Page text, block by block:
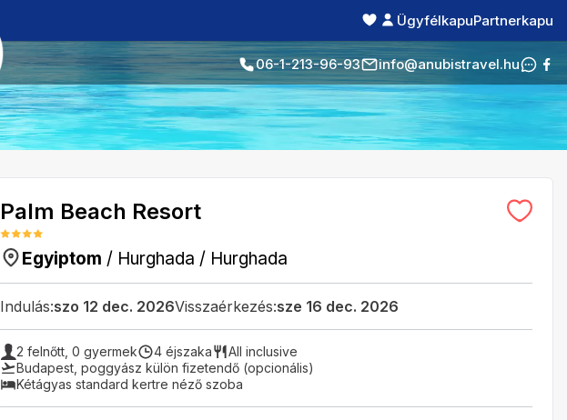
ÜgyfélkapuPartnerkapu
06-1-213-96-93 info@anubistravel.hu
Palm Beach Resort
Egyiptom / Hurghada / Hurghada
Indulás:szo 12 dec. 2026Visszaérkezés:sze 16 dec. 2026
2 felnőtt,0 gyermek 4 éjszaka
All inclusive
Budapest poggyász külön fizetendő (opcionális)
Kétágyas standard kertre néző szoba